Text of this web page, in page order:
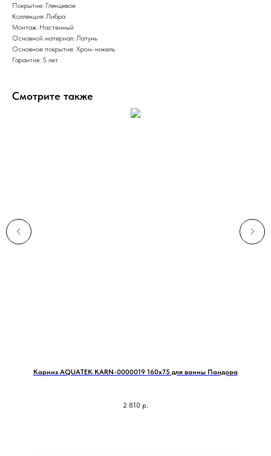
Покрытие: Глянцевое
Коллекция: Либра
Монтаж: Настенный
Основной материал: Латунь
Основное покрытие: Хром-никель
Гарантия: 5 лет
Смотрите также
Карниз AQUATEK KARN-0000019 160х75 для ванны Пандора
2 810 р.